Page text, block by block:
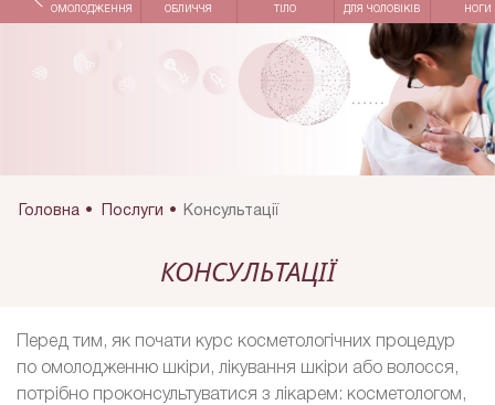
ОМОЛОДЖЕННЯ ОБЛИЧЧЯ ТІЛО ДЛЯ ЧОЛОВІКІВ НОГИ
Головна Послуги Консультації
КОНСУЛЬТАЦІЇ
Перед тим, як почати курс косметологічних процедур
по омолодженню шкіри, лікування шкіри або волосся,
потрібно проконсультуватися з лікарем: косметологом,